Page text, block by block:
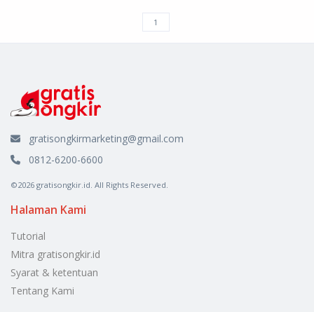
gratisongkirmarketing@gmail.com
0812-6200-6600
©2026 gratisongkir.id. All Rights Reserved.
Halaman Kami
Tutorial
Mitra gratisongkir.id
Syarat & ketentuan
Tentang Kami